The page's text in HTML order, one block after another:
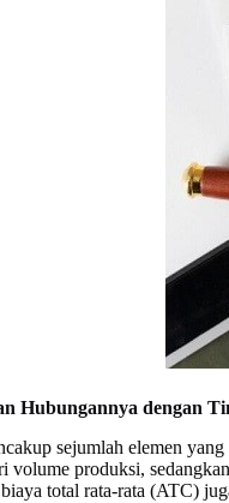
Hubungannya dengan
sejumlah elemen
volume produksi,
total rata-rata (ATC)